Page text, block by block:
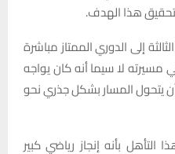
هذا الهدف.
إلى الدوري الممتاز مباشرة
لا سيما أنه كان يواجه
يتحول المسار بشكل جذري نحو
بأنه إنجاز رياضي كبير